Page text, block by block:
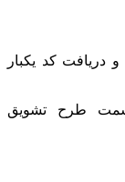
دریافت کد یکبار
طرح تشویق